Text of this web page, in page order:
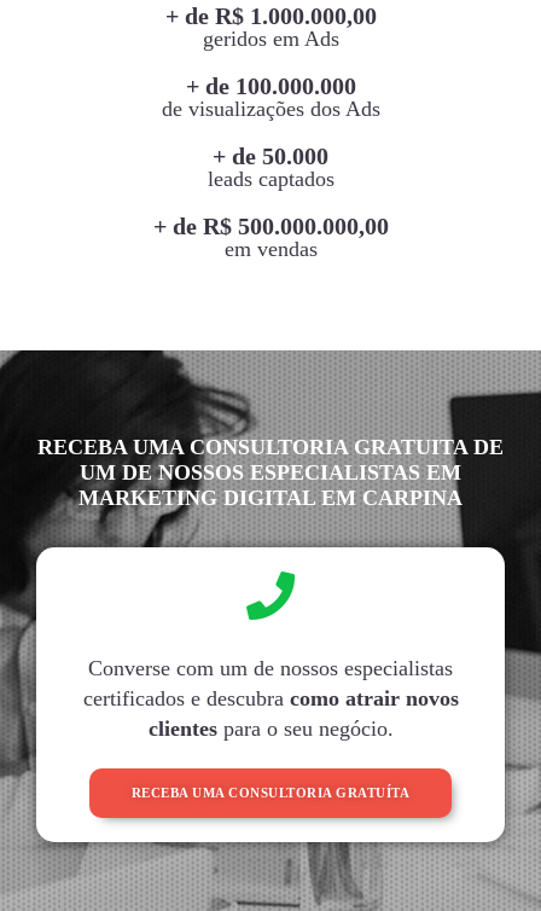
+ de R$ 1.000.000,00
geridos em Ads
+ de 100.000.000
de visualizações dos Ads
+ de 50.000
leads captados
+ de R$ 500.000.000,00
em vendas
RECEBA UMA CONSULTORIA GRATUITA DE
UM DE NOSSOS ESPECIALISTAS EM
MARKETING DIGITAL EM CARPINA
Converse com um de nossos especialistas
certificados e descubra como atrair novos
clientespara o seu negócio.
RECEBA UMA CONSULTORIA GRATUÍTA